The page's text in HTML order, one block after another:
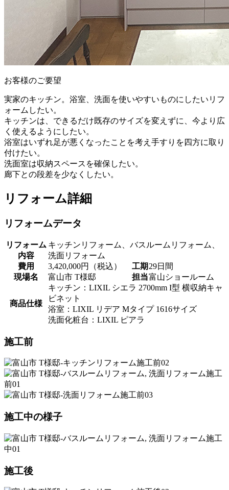
お客様のご要望
実家のキッチン。浴室、洗面を使いやすいものにしたいリフ
ォームしたい。
キッチンは、できるだけ既存のサイズを変えずに、今より広
く使えるようにしたい。
浴室はいずれ足が悪くなったことを考え手すりを四方に取り
付けたい。
洗面室は収納スペースを確保したい。
廊下との段差を少なくしたい。
リフォーム詳細
リフォームデータ
リフォーム
内容
キッチンリフォーム、バスルームリフォーム、
洗面リフォーム
費用
3,420,000円（税込） 工期 29日間
現場名
富山市 T様邸 担当富山ショールーム
商品仕様
キッチン：LIXIL シエラ 2700mm I型 横収納キャ
ビネット
浴室：LIXIL リデア Mタイプ 1616サイズ
洗面化粧台：LIXIL ピアラ
施工前
施工中の様子
施工後